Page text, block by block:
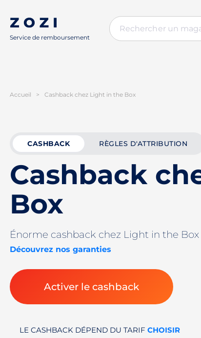
Service de remboursement
Accueil > Cashback chez Light in the Box
CASHBACK RÈGLES D'ATTRIBUTION
Cashback
Box
Énorme cashback chez Light in the Box
Découvrez nos garanties
Activer le cashback
LE CASHBACK DÉPEND DU TARIF CHOISIR